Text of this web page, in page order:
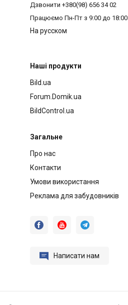
Дзвонити +380(98) 656 34 02
Працюємо Пн-Пт з 9:00 до 18:00
На русском
Наші продукти
Bild.ua
Forum.Domik.ua
BildControl.ua
Загальне
Про нас
Контакти
Умови використання
Реклама для забудовників
  
 Написати нам